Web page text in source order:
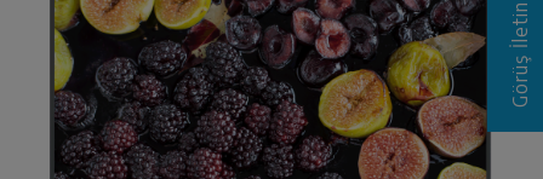
Görüş İletin